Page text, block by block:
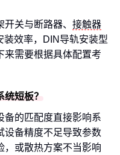
关与断路器、 接触器
装效率，DIN导轨安装型
来需要根据具体配置考
短板？
备的匹配度直接影响系
设备精度不足导致参数
，或散热方案不当影响